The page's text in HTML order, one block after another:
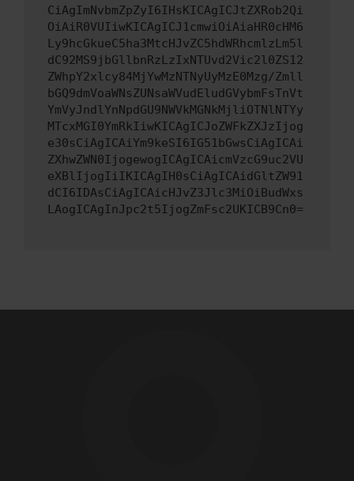
CiAgImNvbmZpZyI6IHsKICAgICJtZXRob2Qi
OiAiR0VUIiwKICAgICJ1cmwiOiAiaHR0cHM6
Ly9hcGkueC5ha3MtcHJvZC5hdWRhcmlzLm5l
dC92MS9jbGllbnRzLzIxNTUvd2Vic2l0ZS12
ZWhpY2xlcy84MjYwMzNTNyUyMzE0Mzg/Zmll
bGQ9dmVoaWNsZUNsaWVudEludGVybmFsTnVt
YmVyJndlYnNpdGU9NWVkMGNkMjliOTNlNTYy
MTcxMGI0YmRkIiwKICAgICJoZWFkZXJzIjog
e30sCiAgICAiYm9keSI6IG51bGwsCiAgICAi
ZXhwZWN0IjogewogICAgICAicmVzcG9uc2VU
eXBlIjogIiIKICAgIH0sCiAgICAidGltZW91
dCI6IDAsCiAgICAicHJvZ3Jlc3MiOiBudWxs
LAogICAgInJpc2t5IjogZmFsc2UKICB9Cn0=